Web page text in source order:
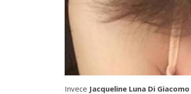
Invece Jacqueline Luna Di Giacomo